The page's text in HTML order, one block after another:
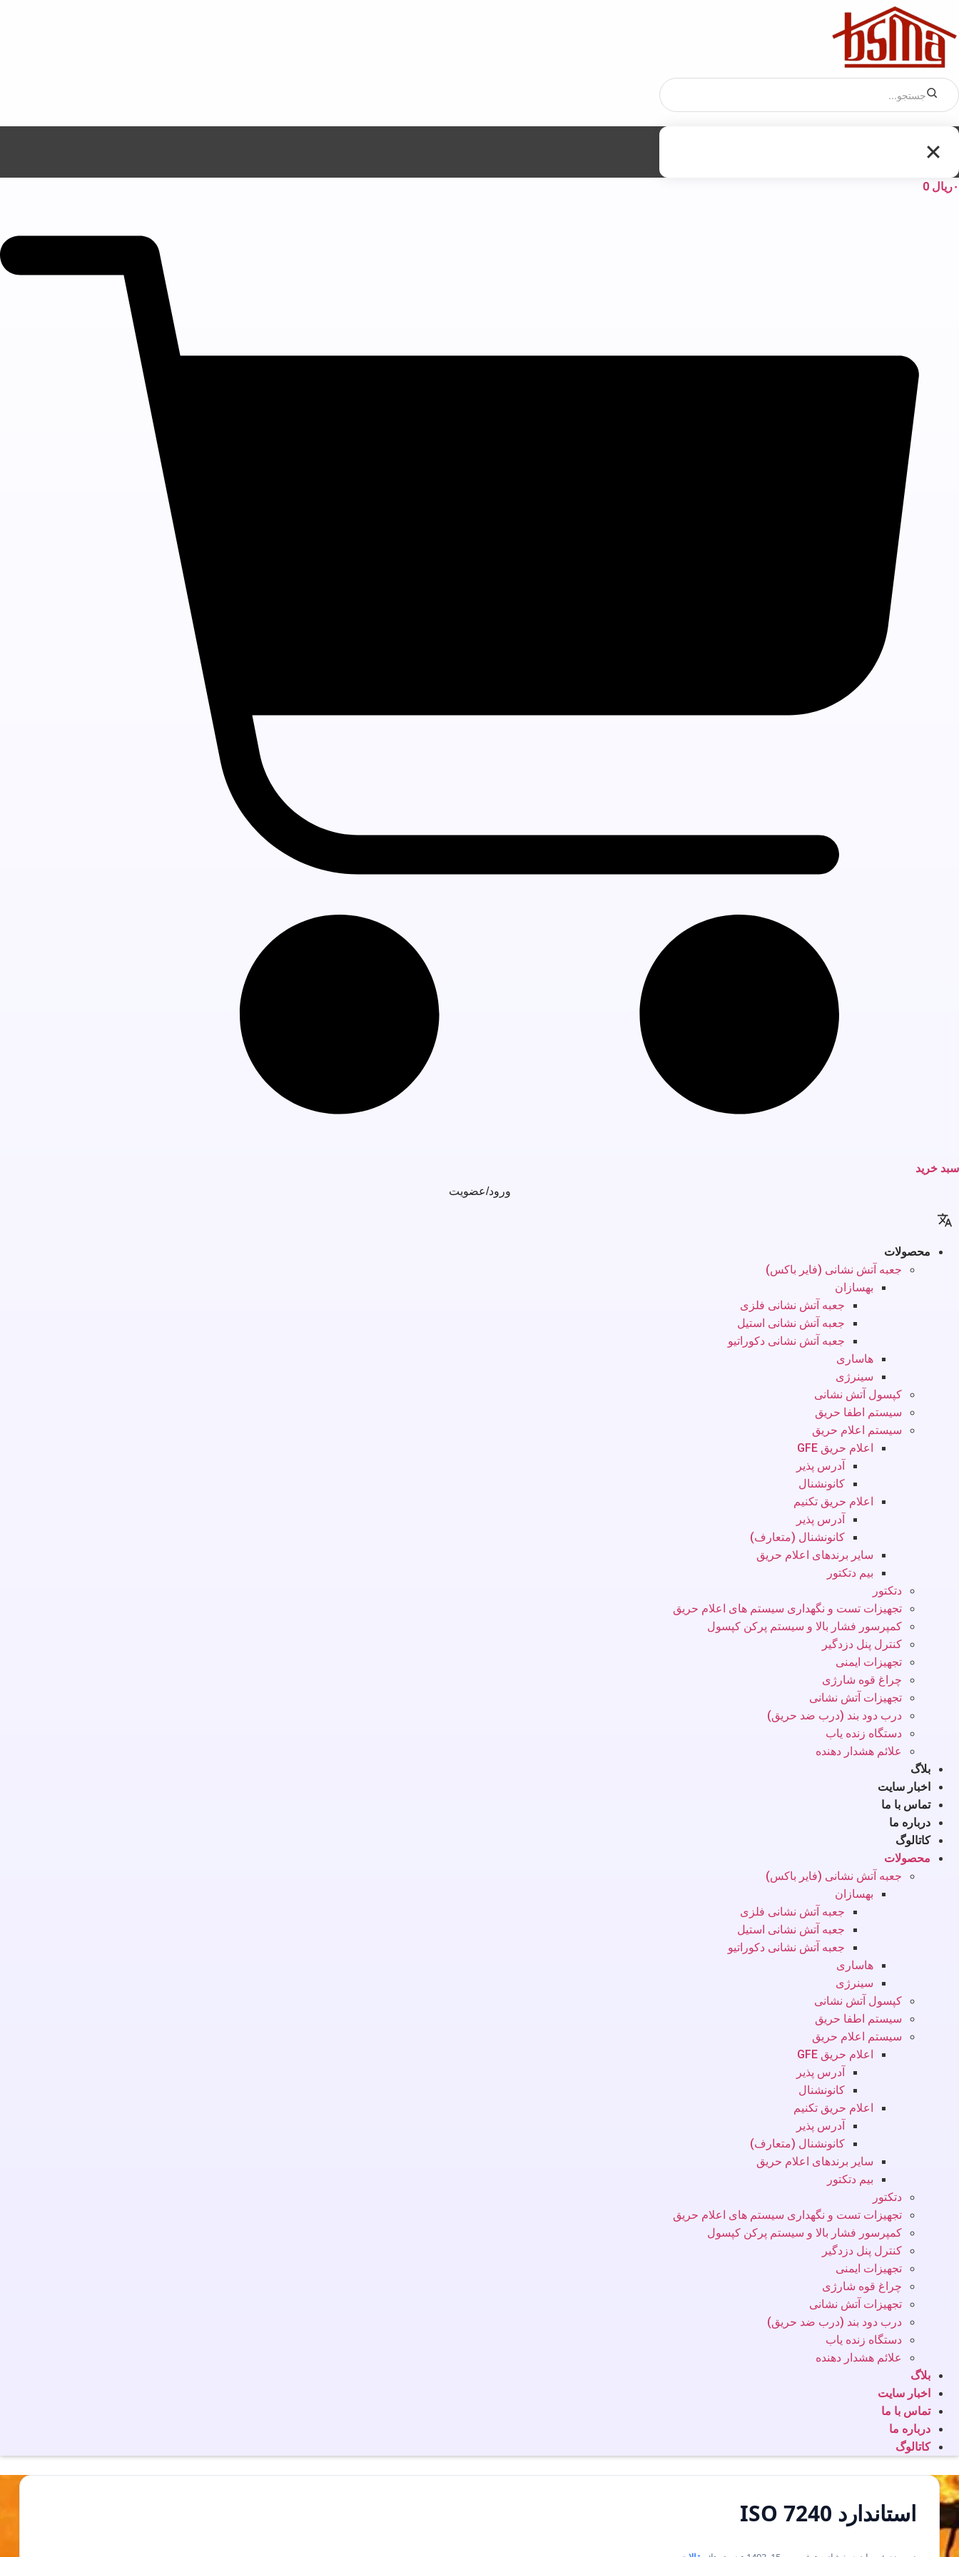
۰ریال 0
سبد خرید
ورود/عضویت
محصولات
جعبه آتش نشانی (فایر باکس)
بهسازان
جعبه آتش نشانی فلزی
جعبه آتش نشانی استیل
جعبه آتش نشانی دکوراتیو
هاساری
سینرژی
کپسول آتش نشانی
سیستم اطفا حریق
سیستم اعلام حریق
اعلام حریق GFE
آدرس پذیر
کانونشنال
اعلام حریق تکنیم
آدرس پذیر
کانونشنال (متعارف)
سایر برندهای اعلام حریق
بیم دتکتور
دتکتور
تجهیزات تست و نگهداری سیستم های اعلام حریق
کمپرسور فشار بالا و سیستم پرکن کپسول
کنترل پنل دزدگیر
تجهیزات ایمنی
چراغ قوه شارژی
تجهیزات آتش نشانی
درب دود بند (درب ضد حریق)
دستگاه زنده یاب
علائم هشدار دهنده
بلاگ
اخبار سایت
تماس با ما
درباره ما
کاتالوگ
محصولات
جعبه آتش نشانی (فایر باکس)
بهسازان
جعبه آتش نشانی فلزی
جعبه آتش نشانی استیل
جعبه آتش نشانی دکوراتیو
هاساری
سینرژی
کپسول آتش نشانی
سیستم اطفا حریق
سیستم اعلام حریق
اعلام حریق GFE
آدرس پذیر
کانونشنال
اعلام حریق تکنیم
آدرس پذیر
کانونشنال (متعارف)
سایر برندهای اعلام حریق
بیم دتکتور
دتکتور
تجهیزات تست و نگهداری سیستم های اعلام حریق
کمپرسور فشار بالا و سیستم پرکن کپسول
کنترل پنل دزدگیر
تجهیزات ایمنی
چراغ قوه شارژی
تجهیزات آتش نشانی
درب دود بند (درب ضد حریق)
دستگاه زنده یاب
علائم هشدار دهنده
بلاگ
اخبار سایت
تماس با ما
درباره ما
کاتالوگ
استاندارد ISO 7240